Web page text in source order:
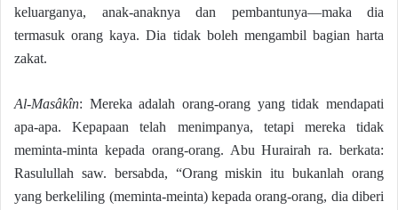
keluarganya, anak-anaknya dan pembantunya—maka dia
termasuk orang kaya. Dia tidak boleh mengambil bagian harta
zakat.
Al-Masâkîn: Mereka adalah orang-orang yang tidak mendapati
apa-apa. Kepapaan telah menimpanya, tetapi mereka tidak
meminta-minta kepada orang-orang. Abu Hurairah ra. berkata:
Rasulullah saw. bersabda, “Orang miskin itu bukanlah orang
yang berkeliling (meminta-meinta) kepada orang-orang, dia diberi